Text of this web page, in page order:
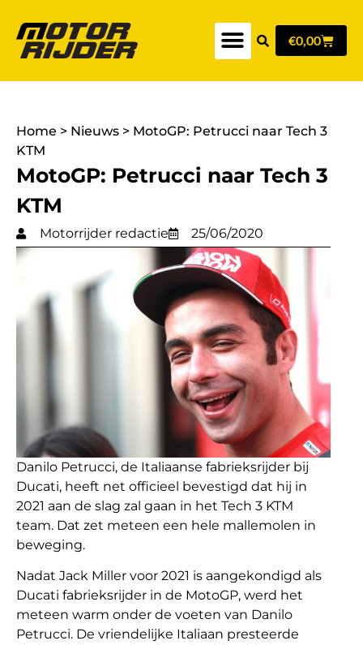
€0,00
Home > Nieuws > MotoGP: Petrucci naar Tech 3
KTM
MotoGP: Petrucci naar Tech 3
KTM
Motorrijder redactie 25/06/2020
Danilo Petrucci, de Italiaanse fabrieksrijder bij
Ducati, heeft net officieel bevestigd dat hij in
2021 aan de slag zal gaan in het Tech 3 KTM
team. Dat zet meteen een hele mallemolen in
beweging.
Nadat Jack Miller voor 2021 is aangekondigd als
Ducati fabrieksrijder in de MotoGP, werd het
meteen warm onder de voeten van Danilo
Petrucci. De vriendelijke Italiaan presteerde